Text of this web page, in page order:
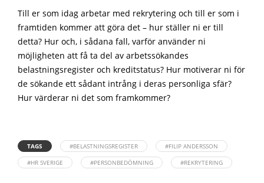
Till er som idag arbetar med rekrytering och till er som i
framtiden kommer att göra det – hur ställer ni er till
detta? Hur och, i sådana fall, varför använder ni
möjligheten att få ta del av arbetssökandes
belastningsregister och kreditstatus? Hur motiverar ni för
de sökande ett sådant intrång i deras personliga sfär?
Hur värderar ni det som framkommer?
TAGS #BELASTNINGSREGISTER
#FILIP ANDERSSON
#HR SVERIGE
#PERSONBEDÖMNING #REKRYTERING